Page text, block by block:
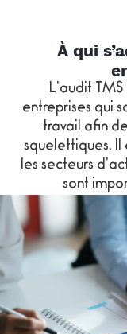
À qui
L’audit
entreprises qui
travail afin
squelettiques.
les secteurs
sont